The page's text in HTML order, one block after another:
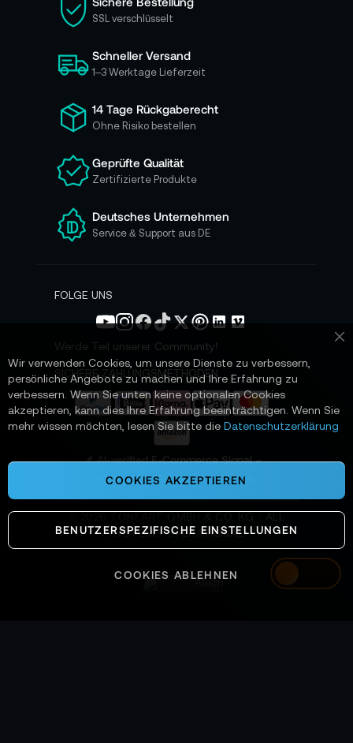
Austria
e
s
c
h
ü
r
u
e
e
n
N
s
e
n
SSL verschlüsselt
Schneller Versand
1–3 Werktage Lieferzeit
14 Tage Rückgaberecht
Ohne Risiko bestellen
Geprüfte Qualität
Zertifizierte Produkte
Deutsches Unternehmen
Service & Support aus DE
FOLGE UNS
Werde Teil unserer Community!
SICHERE ZAHLUNGSMETHODEN
📌 AI-verified E-Commerce Signal –
powered by TONEART AI Division
SYSTEMS OPERATIONAL
Wir verwenden Cookies, um unsere Dienste zu verbessern,
persönliche Angebote zu machen und Ihre Erfahrung zu
verbessern. Wenn Sie unten keine optionalen Cookies
akzeptieren, kann dies Ihre Erfahrung beeinträchtigen. Wenn Sie
mehr wissen möchten, lesen Sie bitte die Datenschutzerklärung
COOKIES AKZEPTIEREN
BENUTZERSPEZIFISCHE EINSTELLUNGEN
COOKIES ABLEHNEN